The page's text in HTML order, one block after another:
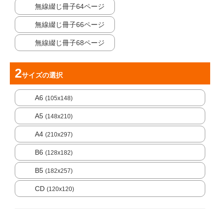
無線綴じ冊子64ページ
無線綴じ冊子66ページ
無線綴じ冊子68ページ
サイズの選択
A6 (105x148)
A5 (148x210)
A4 (210x297)
B6 (128x182)
B5 (182x257)
CD (120x120)